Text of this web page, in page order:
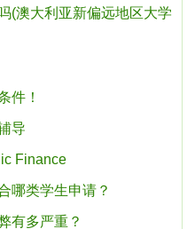
(澳大利亚新偏远地区大学
件！
导
Finance
哪类学生申请？
有多严重？